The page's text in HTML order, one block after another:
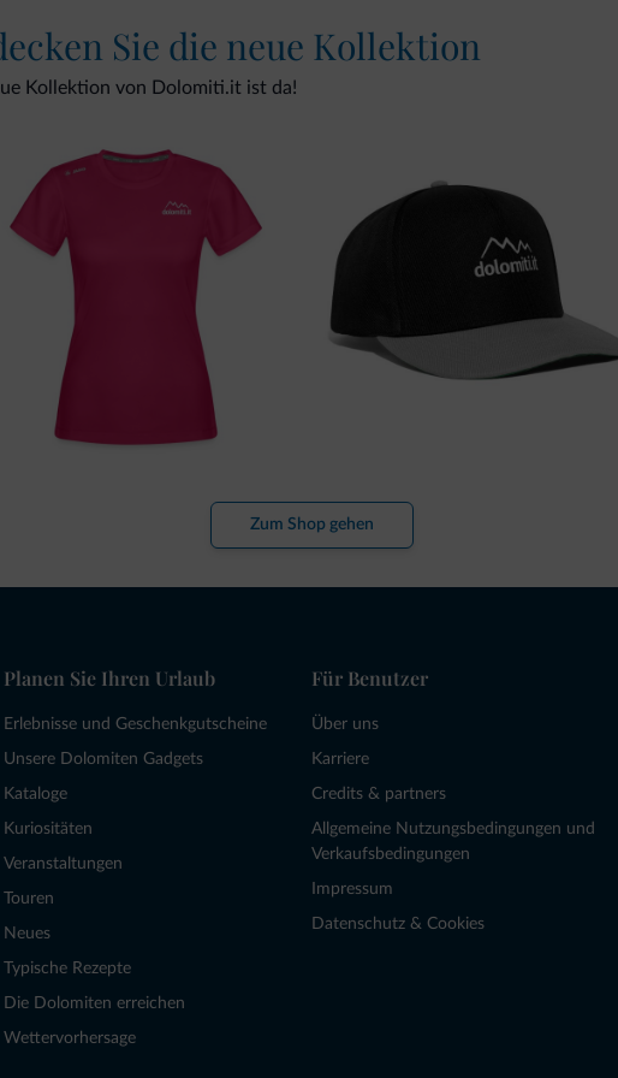
Sie die neue Kollektion
Kollektion von Dolomiti.it ist da!
Zum Shop gehen
Planen Sie Ihren Urlaub
Erlebnisse und Geschenkgutscheine
Unsere Dolomiten Gadgets
Kataloge
Kuriositäten
Veranstaltungen
Touren
Neues
Typische Rezepte
Die Dolomiten erreichen
Wettervorhersage
Für Benutzer
Über uns
Karriere
Credits & partners
Allgemeine Nutzungsbedingungen und
Verkaufsbedingungen
Impressum
Datenschutz & Cookies